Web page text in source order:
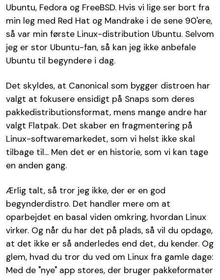
Ubuntu, Fedora og FreeBSD. Hvis vi lige ser bort fra
min leg med Red Hat og Mandrake i de sene 90'ere,
så var min første Linux-distribution Ubuntu. Selvom
jeg er stor Ubuntu-fan, så kan jeg ikke anbefale
Ubuntu til begyndere i dag.
Det skyldes, at Canonical som bygger distroen har
valgt at fokusere ensidigt på Snaps som deres
pakkedistributionsformat, mens mange andre har
valgt Flatpak. Det skaber en fragmentering på
Linux-softwaremarkedet, som vi helst ikke skal
tilbage til... Men det er en historie, som vi kan tage
en anden gang.
Ærlig talt, så tror jeg ikke, der er en god
begynderdistro. Det handler mere om at
oparbejdet en basal viden omkring, hvordan Linux
virker. Og når du har det på plads, så vil du opdage,
at det ikke er så anderledes end det, du kender. Og
glem, hvad du tror du ved om Linux fra gamle dage:
Med de "nye" app stores, der bruger pakkeformater